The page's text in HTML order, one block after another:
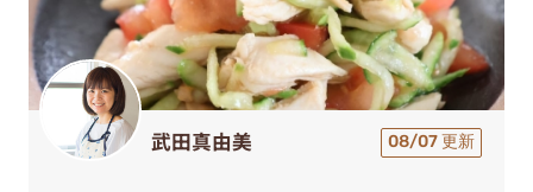
武田真由美 08/07 更新